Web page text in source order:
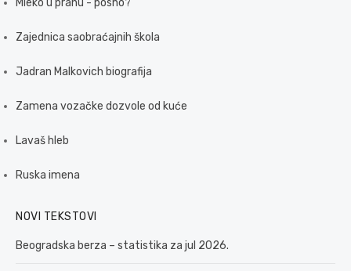
Mleko u prahu - posno?
Zajednica saobraćajnih škola
Jadran Malkovich biografija
Zamena vozačke dozvole od kuće
Lavaš hleb
Ruska imena
NOVI TEKSTOVI
Beogradska berza – statistika za jul 2026.